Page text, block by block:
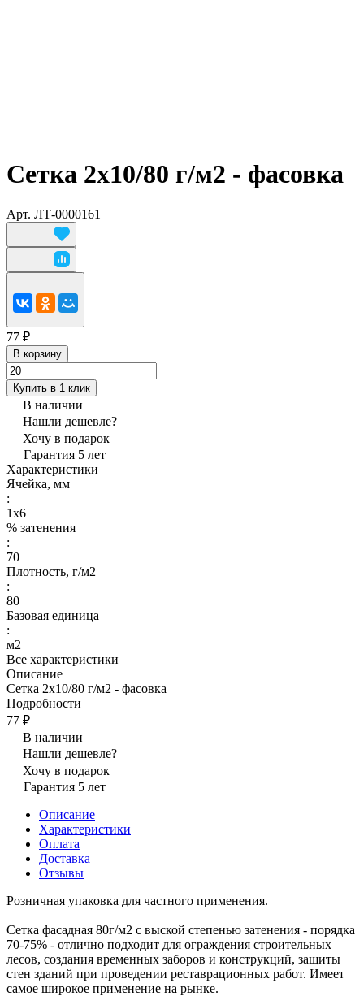
Сетка 2х10/80 г/м2 - фасовка
Арт. ЛТ-0000161
77 ₽
В корзину
Купить в 1 клик
В наличии
Нашли дешевле?
Хочу в подарок
Гарантия 5 лет
Характеристики
Ячейка, мм
:
1х6
% затенения
:
70
Плотность, г/м2
:
80
Базовая единица
:
м2
Все характеристики
Описание
Сетка 2х10/80 г/м2 - фасовка
Подробности
77 ₽
В наличии
Нашли дешевле?
Хочу в подарок
Гарантия 5 лет
Описание
Характеристики
Оплата
Доставка
Отзывы
Розничная упаковка для частного применения.
Сетка фасадная 80г/м2 с выской степенью затенения - порядка
70-75% - отлично подходит для ограждения строительных
лесов, создания временных заборов и конструкций, защиты
стен зданий при проведении реставрационных работ. Имеет
самое широкое применение на рынке.